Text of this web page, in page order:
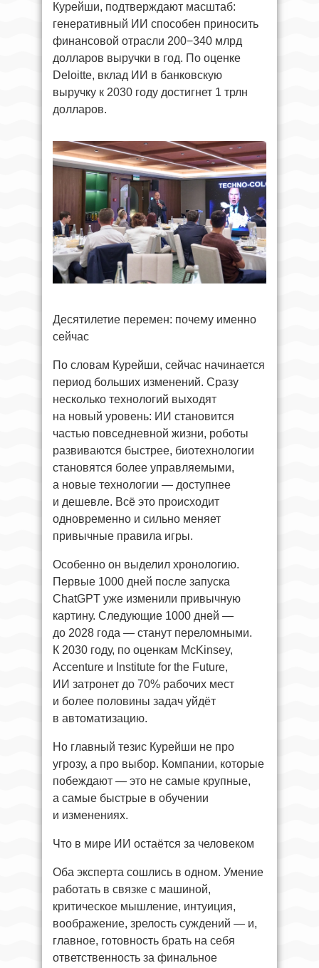
Курейши, подтверждают масштаб:
генеративный ИИ способен приносить
финансовой отрасли 200−340 млрд
долларов выручки в год. По оценке
Deloitte, вклад ИИ в банковскую
выручку к 2030 году достигнет 1 трлн
долларов.
Десятилетие перемен: почему именно
сейчас
По словам Курейши, сейчас начинается
период больших изменений. Сразу
несколько технологий выходят
на новый уровень: ИИ становится
частью повседневной жизни, роботы
развиваются быстрее, биотехнологии
становятся более управляемыми,
а новые технологии — доступнее
и дешевле. Всё это происходит
одновременно и сильно меняет
привычные правила игры.
Особенно он выделил хронологию.
Первые 1000 дней после запуска
ChatGPT уже изменили привычную
картину. Следующие 1000 дней —
до 2028 года — станут переломными.
К 2030 году, по оценкам McKinsey,
Accenture и Institute for the Future,
ИИ затронет до 70% рабочих мест
и более половины задач уйдёт
в автоматизацию.
Но главный тезис Курейши не про
угрозу, а про выбор. Компании, которые
побеждают — это не самые крупные,
а самые быстрые в обучении
и изменениях.
Что в мире ИИ остаётся за человеком
Оба эксперта сошлись в одном. Умение
работать в связке с машиной,
критическое мышление, интуиция,
воображение, зрелость суждений — и,
главное, готовность брать на себя
ответственность за финальное